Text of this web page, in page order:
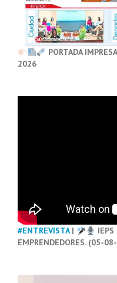
PORTADA
2026
#ENTREVISTA|
IEPS
EMPRENDEDORES. (05-